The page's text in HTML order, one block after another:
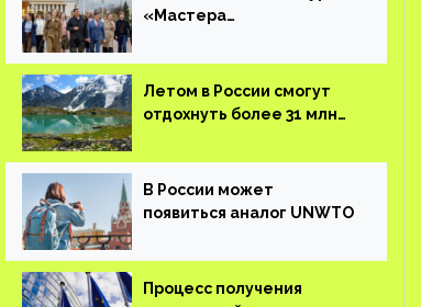
«Мастера
поступило более 36 тысяч
заявок
Летом в России смогут
отдохнуть более 31 млн
В России может
появиться аналог UNWTO
Процесс получения